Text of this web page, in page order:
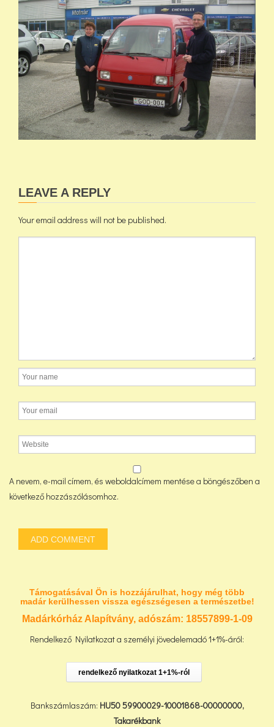
LEAVE A REPLY
Your email address will not be published.
A nevem, e-mail címem, és weboldalcímem mentése a böngészőben a
következő hozzászólásomhoz.
Támogatásával Ön is hozzájárulhat, hogy még több
madár kerülhessen vissza egészségesen a természetbe!
Madárkórház Alapítvány, adószám: 18557899-1-09
Rendelkező Nyilatkozat a személyi jövedelemadó 1+1%-áról:
rendelkező nyilatkozat 1+1%-ról
Bankszámlaszám: HU50 59900029-10001868-00000000,
Takarékbank